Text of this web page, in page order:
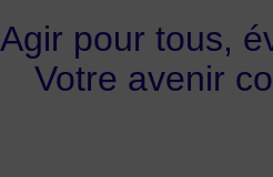
Agir pour tous,
Votre avenir